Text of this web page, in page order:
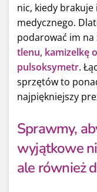
nic, kiedy
medycznego.
podarować im na
tlenu, kamizelkę
pulsoksymetr.
sprzętów to
najpiękniejszy
Sprawmy,
wyjątkowe
ale również